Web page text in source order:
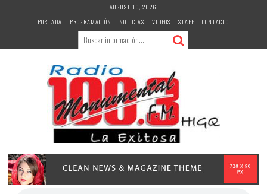
AUGUST 10, 2026
PORTADA
PROGRAMACIÓN NOTICIAS VIDEOS STAFF CONTACTO